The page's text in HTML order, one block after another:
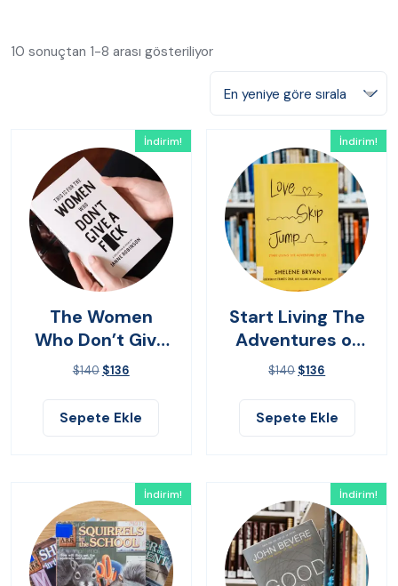
10 sonuçtan 1-8 arası gösteriliyor
En yeniye göre sırala
İndirim!
The Women
Who Don’t Give
Up
$140 $136
Sepete Ekle
İndirim!
Start Living The
Adventures of
Yes
$140 $136
Sepete Ekle
İndirim! İndirim!